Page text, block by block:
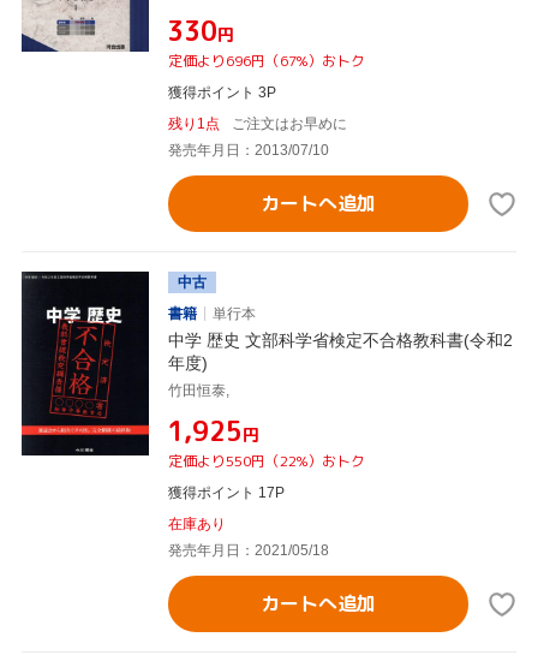
¥330円
定価より696円（67%）おトク
獲得ポイント 3P
残り1点
ご注文はお早めに
発売年月日：2013/07/10
カートへ追加
中古
書籍
単行本
中学 歴史 文部科学省検定不合格教科書(令和2
年度)
竹田恒泰,
¥1,925円
定価より550円（22%）おトク
獲得ポイント 17P
在庫あり
発売年月日：2021/05/18
カートへ追加